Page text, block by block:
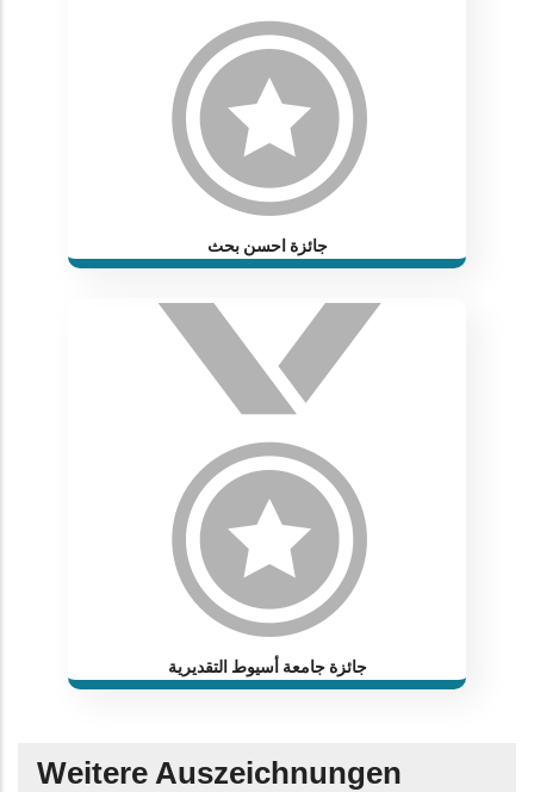
جائزة احسن بحث
جائزة جامعة أسيوط التقديرية
Weitere Auszeichnungen